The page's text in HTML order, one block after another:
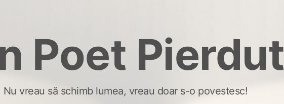
Poet Pierdut
Nu vreau să schimb lumea, vreau doar s-o povestesc!